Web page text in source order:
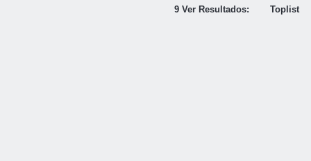
9 Ver Resultados: Toplist